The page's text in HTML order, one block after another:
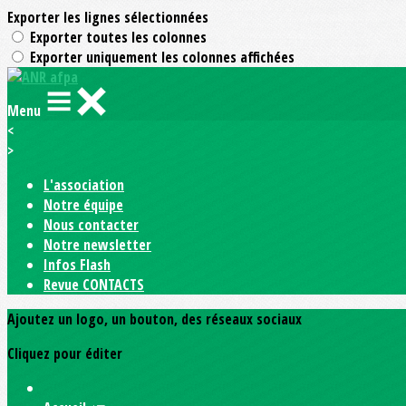
Exporter les lignes sélectionnées
Exporter toutes les colonnes
Exporter uniquement les colonnes affichées
Menu
<
>
L'association
Notre équipe
Nous contacter
Notre newsletter
Infos Flash
Revue CONTACTS
Ajoutez un logo, un bouton, des réseaux sociaux
Cliquez pour éditer